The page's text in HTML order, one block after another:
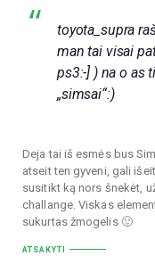
toyota_supra
man tai visai
ps3:-] ) na o as
„simsai“:)
Deja tai iš esmės bus
atseit ten gyveni, gali
susitikt ką nors šnekėt,
challange. Viskas
sukurtas žmogelis 🙂
ATSAKYTI